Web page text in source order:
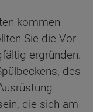
kommen
Sie die Vor-
ergründen.
des
die sich am